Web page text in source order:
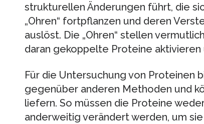
strukturellen Änderungen führt, die
„Ohren“ fortpflanzen und deren
auslöst. Die „Ohren“ stellen
daran gekoppelte Proteine aktivieren
Für die Untersuchung von Proteinen
gegenüber anderen Methoden und
liefern. So müssen die Proteine
anderweitig verändert werden, um